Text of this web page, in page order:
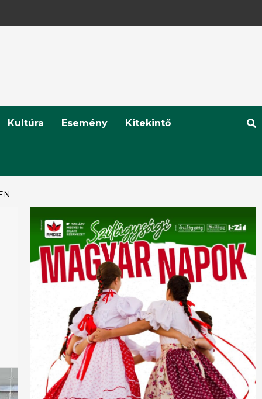
Kultúra Esemény Kitekintő